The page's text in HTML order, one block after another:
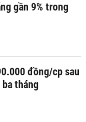
gần 9% trong
đồng/cp sau
tháng